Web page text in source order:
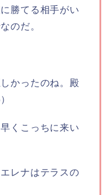
勝てる相手がい
のだ。
かったのね。殿
くこっちに来い
レナはテラスの